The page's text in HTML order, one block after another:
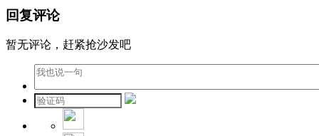
回复评论
暂无评论，赶紧抢沙发吧